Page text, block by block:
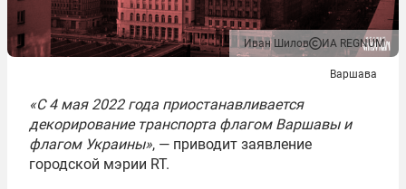
Иван Шилов ИА REGNUM
Варшава
«С 4 мая 2022 года приостанавливается
декорирование транспорта флагом Варшавы и
флагом Украины», — приводит заявление
городской мэрии RT.